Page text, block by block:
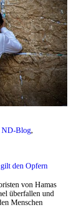
ND-Blog,
den Opfern
von Hamas
überfallen und
Menschen